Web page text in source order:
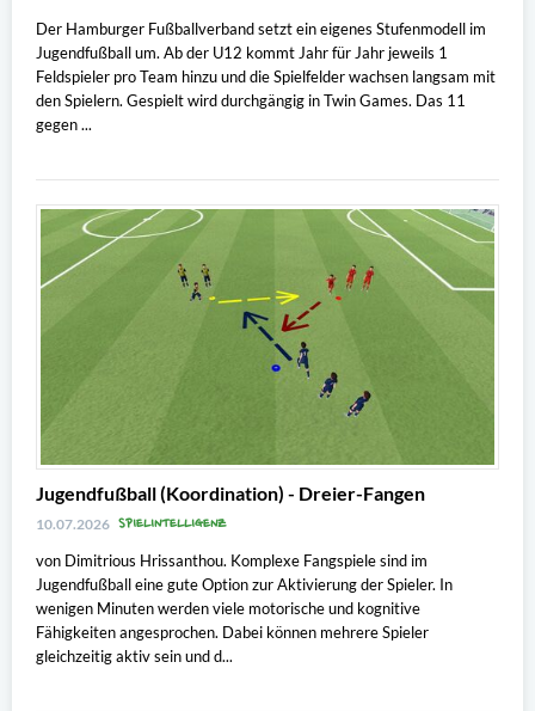
Der Hamburger Fußballverband setzt ein eigenes Stufenmodell im
Jugendfußball um. Ab der U12 kommt Jahr für Jahr jeweils 1
Feldspieler pro Team hinzu und die Spielfelder wachsen langsam mit
den Spielern. Gespielt wird durchgängig in Twin Games. Das 11
gegen ...
Jugendfußball (Koordination) - Dreier-Fangen
10.07.2026 SPIELINTELLIGENZ
von Dimitrious Hrissanthou. Komplexe Fangspiele sind im
Jugendfußball eine gute Option zur Aktivierung der Spieler. In
wenigen Minuten werden viele motorische und kognitive
Fähigkeiten angesprochen. Dabei können mehrere Spieler
gleichzeitig aktiv sein und d...